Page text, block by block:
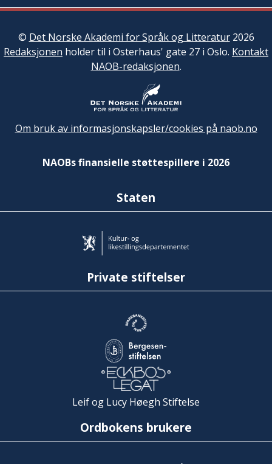
© Det Norske Akademi for Språk og Litteratur2026
Redaksjonen holder til i Osterhaus' gate 27 i Oslo. Kontakt
NAOB-redaksjonen.
Om bruk av informasjonskapsler/cookies på naob.no
NAOBs finansielle støttespillere i 2026
Staten
Private stiftelser
Leif og Lucy Høegh Stiftelse
Ordbokens brukere